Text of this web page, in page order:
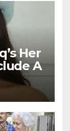
Her
A